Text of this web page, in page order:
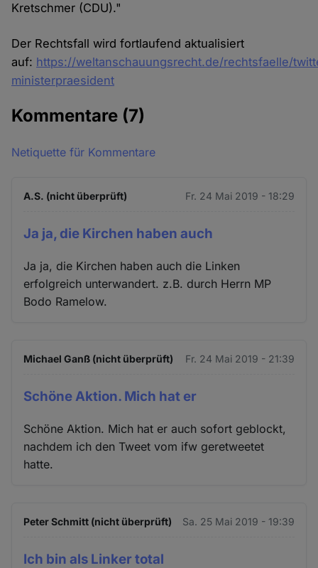
Kretschmer (CDU)."
Der Rechtsfall wird fortlaufend aktualisiert
auf: https://weltanschauungsrecht.de/rechtsfaelle/
ministerpraesident
Kommentare (7)
Netiquette für Kommentare
A.S. (nicht überprüft) Fr. 24 Mai 2019 - 18:29
Ja ja, die Kirchen haben auch
Ja ja, die Kirchen haben auch die Linken
erfolgreich unterwandert. z.B. durch Herrn MP
Bodo Ramelow.
Michael Ganß (nicht überprüft) Fr. 24 Mai 2019 - 21:39
Schöne Aktion. Mich hat er
Schöne Aktion. Mich hat er auch sofort geblockt,
nachdem ich den Tweet vom ifw geretweetet
hatte.
Peter Schmitt (nicht überprüft) Sa. 25 Mai 2019 - 19:39
Ich bin als Linker total